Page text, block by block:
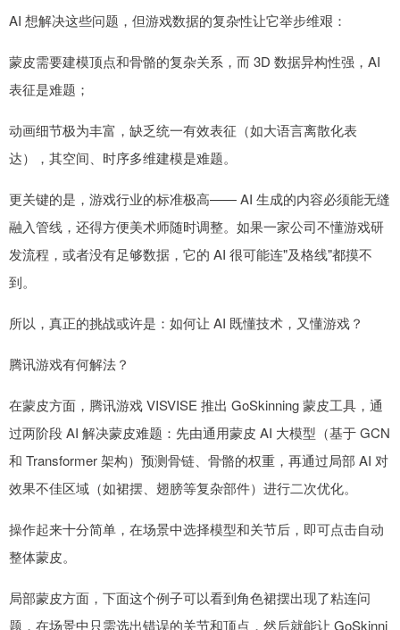
AI 想解决这些问题，但游戏数据的复杂性让它举步维艰：
蒙皮需要建模顶点和骨骼的复杂关系，而 3D 数据异构性强，AI
表征是难题；
动画细节极为丰富，缺乏统一有效表征（如大语言离散化表
达），其空间、时序多维建模是难题。
更关键的是，游戏行业的标准极高—— AI 生成的内容必须能无缝
融入管线，还得方便美术师随时调整。如果一家公司不懂游戏研
发流程，或者没有足够数据，它的 AI 很可能连"及格线"都摸不
到。
所以，真正的挑战或许是：如何让 AI 既懂技术，又懂游戏？
腾讯游戏有何解法？
在蒙皮方面，腾讯游戏 VISVISE 推出 GoSkinning 蒙皮工具，通
过两阶段 AI 解决蒙皮难题：先由通用蒙皮 AI 大模型（基于 GCN
和 Transformer 架构）预测骨链、骨骼的权重，再通过局部 AI 对
效果不佳区域（如裙摆、翅膀等复杂部件）进行二次优化。
操作起来十分简单，在场景中选择模型和关节后，即可点击自动
整体蒙皮。
局部蒙皮方面，下面这个例子可以看到角色裙摆出现了粘连问
题，在场景中只需选出错误的关节和顶点，然后就能让 GoSkinni